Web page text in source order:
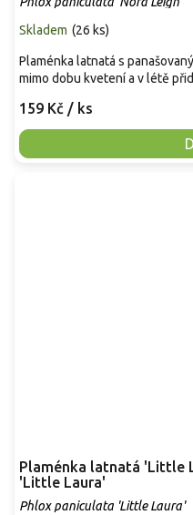
Skladem (26 ks)
159 Kč / ks
Plaménka latnatá s
mimo dobu kvetení a v létě
Plaménka latnatá 'Little
'Little Laura'
Phlox paniculata 'Little Laura'